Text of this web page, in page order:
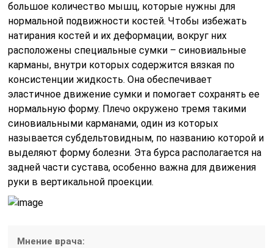
большое количество мышц, которые нужны для
нормальной подвижности костей. Чтобы избежать
натирания костей и их деформации, вокруг них
расположены специальные сумки – синовиальные
карманы, внутри которых содержится вязкая по
консистенции жидкость. Она обеспечивает
эластичное движение сумки и помогает сохранять ее
нормальную форму. Плечо окружено тремя такими
синовиальными карманами, один из которых
называется субдельтовидным, по названию которой и
выделяют форму болезни. Эта бурса располагается на
задней части сустава, особенно важна для движения
руки в вертикальной проекции.
Мнение врача: